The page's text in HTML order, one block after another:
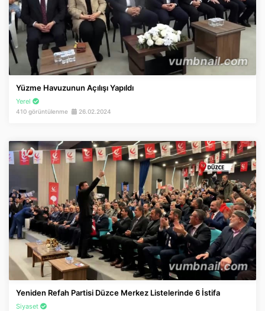
Yüzme Havuzunun Açılışı Yapıldı
Yerel
410 görüntülenme 26.02.2024
Yeniden Refah Partisi Düzce Merkez Listelerinde 6 İstifa
Siyaset